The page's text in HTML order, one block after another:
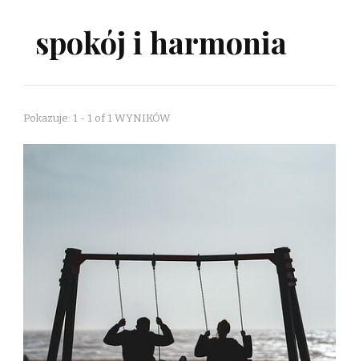
spokój i harmonia
Pokazuje: 1 - 1 of 1 WYNIKÓW